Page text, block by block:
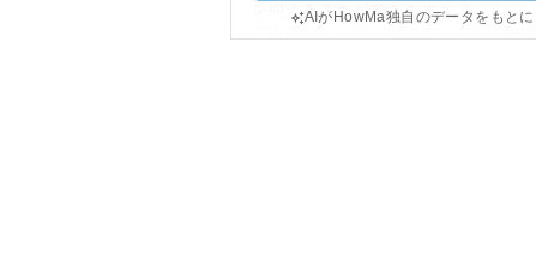
を抑えることができます。
AIがHowMa独自のデータをもと